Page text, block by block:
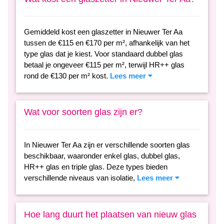
Gemiddeld kost een glaszetter in Nieuwer Ter Aa
tussen de €115 en €170 per m², afhankelijk van het
type glas dat je kiest. Voor standaard dubbel glas
betaal je ongeveer €115 per m², terwijl HR++ glas
rond de €130 per m² kost. Lees meer
Wat voor soorten glas zijn er?
In Nieuwer Ter Aa zijn er verschillende soorten glas
beschikbaar, waaronder enkel glas, dubbel glas,
HR++ glas en triple glas. Deze types bieden
verschillende niveaus van isolatie, Lees meer
Hoe lang duurt het plaatsen van nieuw glas